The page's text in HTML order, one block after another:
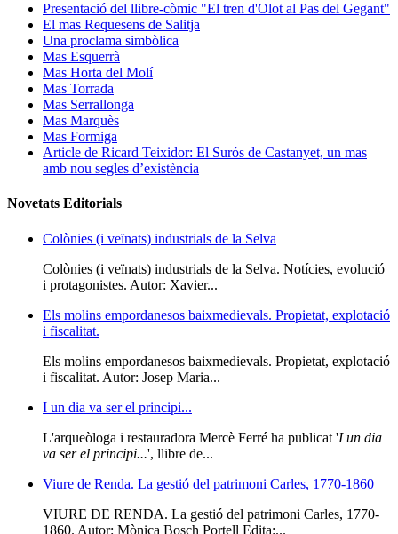
Presentació del llibre-còmic "El tren d'Olot al Pas del Gegant"
El mas Requesens de Salitja
Una proclama simbòlica
Mas Esquerrà
Mas Horta del Molí
Mas Torrada
Mas Serrallonga
Mas Marquès
Mas Formiga
Article de Ricard Teixidor: El Surós de Castanyet, un mas
amb nou segles d’existència
Novetats Editorials
Colònies (i veïnats) industrials de la Selva
Colònies (i veïnats) industrials de la Selva. Notícies, evolució
i protagonistes. Autor: Xavier...
Els molins empordanesos baixmedievals. Propietat, explotació
i fiscalitat.
Els molins empordanesos baixmedievals. Propietat, explotació
i fiscalitat. Autor: Josep Maria...
I un dia va ser el principi...
L'arqueòloga i restauradora Mercè Ferré ha publicat 'I un dia
va ser el principi...', llibre de...
Viure de Renda. La gestió del patrimoni Carles, 1770-1860
VIURE DE RENDA. La gestió del patrimoni Carles, 1770-
1860. Autor: Mònica Bosch Portell Edita:...